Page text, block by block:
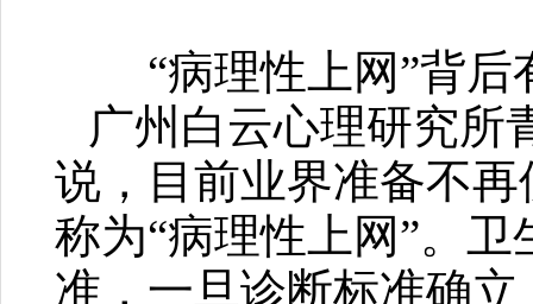
“病理性上网”背后
广州白云心理研究所
说，目前业界准备不
称为“病理性上网”。
准，一旦诊断标准确